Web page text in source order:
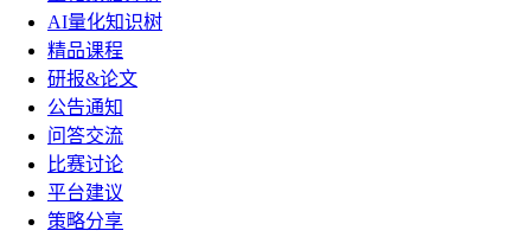
AI量化知识树
精品课程
研报&论文
公告通知
问答交流
比赛讨论
平台建议
策略分享